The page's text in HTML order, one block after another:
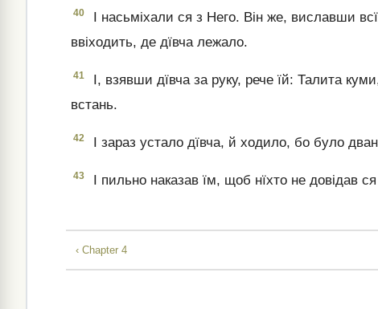
40
І насьміхали ся з Него. Він же, виславши
ввіходить, де дївча лежало.
41
І, взявши дївча за руку, рече їй: Талита
встань.
42 І зараз устало дївча, й ходило, бо було
43 І пильно наказав їм, щоб нїхто не довідав
‹ Chapter 4